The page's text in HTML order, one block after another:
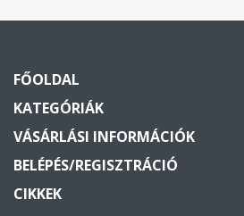
FŐOLDAL
KATEGÓRIÁK
VÁSÁRLÁSI INFORMÁCIÓK
BELÉPÉS/REGISZTRÁCIÓ
CIKKEK